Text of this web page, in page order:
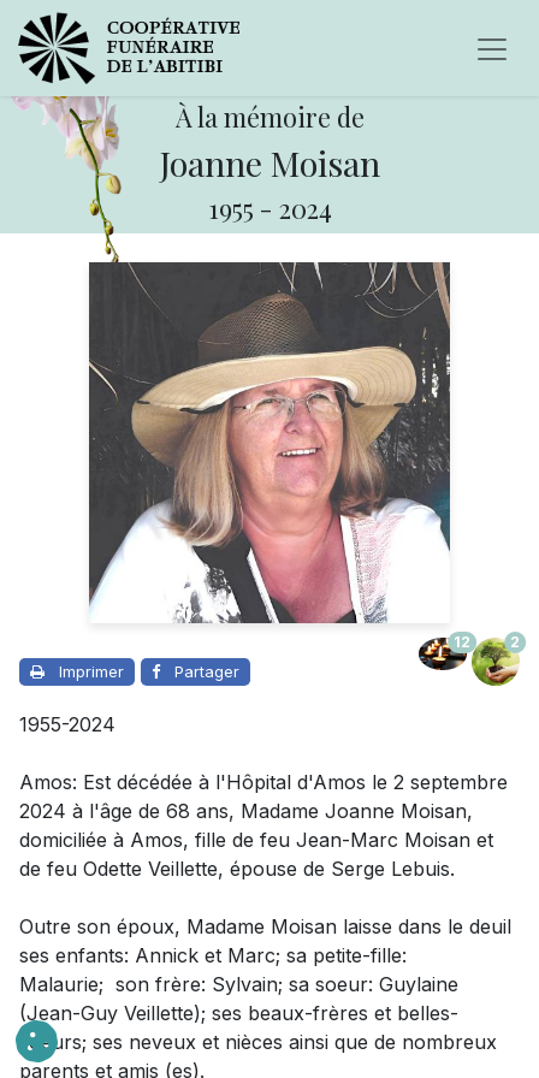
À la mémoire de
Joanne Moisan
1955 - 2024
Imprimer Partager
12 2
1955-2024
Amos: Est décédée à l'Hôpital d'Amos le 2 septembre
2024 à l'âge de 68 ans, Madame Joanne Moisan,
domiciliée à Amos, fille de feu Jean-Marc Moisan et
de feu Odette Veillette, épouse de Serge Lebuis.
Outre son époux, Madame Moisan laisse dans le deuil
ses enfants: Annick et Marc; sa petite-fille:
Malaurie; son frère: Sylvain; sa soeur: Guylaine
(Jean-Guy Veillette); ses beaux-frères et belles-
soeurs; ses neveux et nièces ainsi que de nombreux
parents et amis (es).